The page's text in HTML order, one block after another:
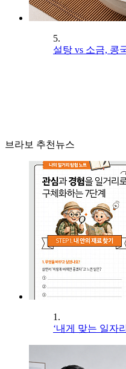
5.
설탕 vs 소금, 콩
브라보 추천뉴스
1.
‘내게 맞는 일자